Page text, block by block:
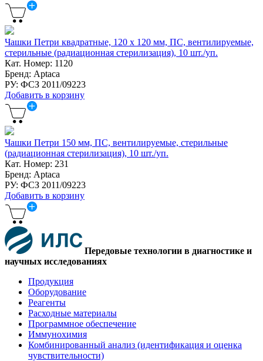
Чашки Петри квадратные, 120 x 120 мм, ПС, вентилируемые,
стерильные (радиационная стерилизация), 10 шт./уп.
Кат. Номер: 1120
Бренд: Aptaca
РУ: ФСЗ 2011/09223
Добавить в корзину
Чашки Петри 150 мм, ПС, вентилируемые, стерильные
(радиационная стерилизация), 10 шт./уп.
Кат. Номер: 231
Бренд: Aptaca
РУ: ФСЗ 2011/09223
Добавить в корзину
Передовые технологии в диагностике и
научных исследованиях
Продукция
Оборудование
Реагенты
Расходные материалы
Программное обеспечение
Иммунохимия
Комбинированный анализ (идентификация и оценка
чувствительности)